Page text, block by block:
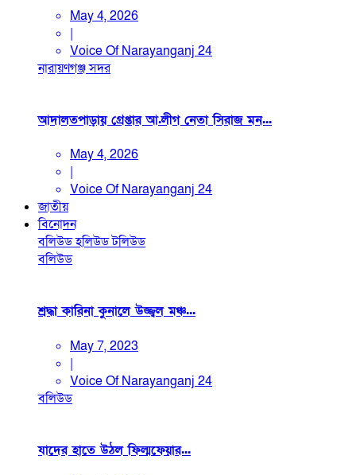
May 4, 2026
|
Voice Of Narayanganj 24
নারায়ণগঞ্জ সদর
আদালতপাড়ায় গ্রেপ্তার আ.লীগ নেতা সিরাজ মন...
May 4, 2026
|
Voice Of Narayanganj 24
জাতীয়
বিনোদন
বলিউডহলিউডটলিউড
বলিউড
শ্রদ্ধা কারিনা কুনালে উজ্জ্বল মঞ্চ...
May 7, 2023
|
Voice Of Narayanganj 24
বলিউড
যাদের হাতে উঠল ফিল্মফেয়ার...